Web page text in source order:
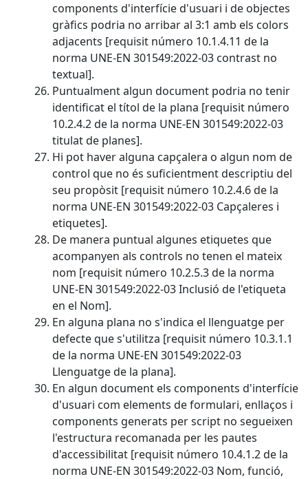
components d'interfície d'usuari i de objectes
gràfics podria no arribar al 3:1 amb els colors
adjacents [requisit número 10.1.4.11 de la
norma UNE-EN 301549:2022-03 contrast no
textual].
Puntualment algun document podria no tenir
identificat el títol de la plana [requisit número
10.2.4.2 de la norma UNE-EN 301549:2022-03
titulat de planes].
Hi pot haver alguna capçalera o algun nom de
control que no és suficientment descriptiu del
seu propòsit [requisit número 10.2.4.6 de la
norma UNE-EN 301549:2022-03 Capçaleres i
etiquetes].
De manera puntual algunes etiquetes que
acompanyen als controls no tenen el mateix
nom [requisit número 10.2.5.3 de la norma
UNE-EN 301549:2022-03 Inclusió de l'etiqueta
en el Nom].
En alguna plana no s'indica el llenguatge per
defecte que s'utilitza [requisit número 10.3.1.1
de la norma UNE-EN 301549:2022-03
Llenguatge de la plana].
En algun document els components d'interfície
d'usuari com elements de formulari, enllaços i
components generats per script no segueixen
l'estructura recomanada per les pautes
d'accessibilitat [requisit número 10.4.1.2 de la
norma UNE-EN 301549:2022-03 Nom, funció,